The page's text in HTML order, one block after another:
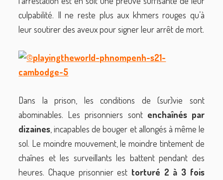
culpabilité. Il ne reste plus aux khmers rouges qu’à
leur soutirer des aveux pour signer leur arrêt de mort.
Dans la prison, les conditions de (sur)vie sont
abominables. Les prisonniers sont enchaînés par
dizaines , incapables de bouger et allongés à même le
sol. Le moindre mouvement, le moindre tintement de
chaînes et les surveillants les battent pendant des
heures. Chaque prisonnier est torturé 2 à 3 fois